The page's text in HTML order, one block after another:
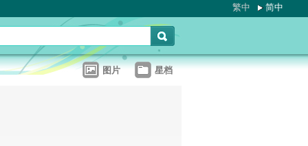
繁中 简中
图片 星档